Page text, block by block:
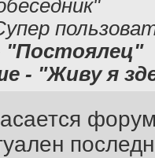
"Постоялец"
- "Живу я